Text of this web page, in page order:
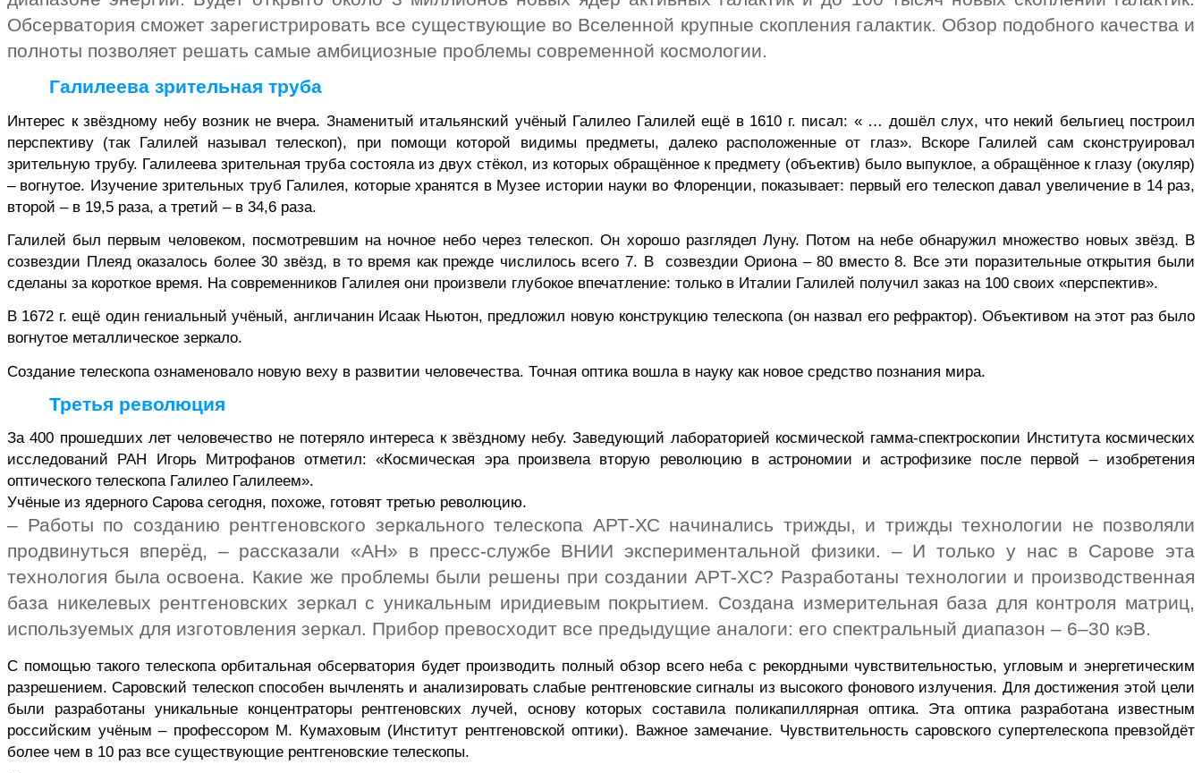
Обсерватория сможет зарегистрировать все существующие во Вселенной крупные скопления галактик. Обзор подобного качества и
полноты позволяет решать самые амбициозные проблемы современной космологии.
Галилеева зрительная труба
Интерес к звёздному небу возник не вчера. Знаменитый итальянский учёный Галилео Галилей ещё в 1610 г. писал: ­­« … дошёл слух, что некий бельгиец построил
перспективу (так Галилей называл телескоп), при помощи которой видимы предметы, далеко расположенные от глаз». Вскоре Галилей сам сконструировал
зрительную трубу. Галилеева зрительная труба состояла из двух стёкол, из которых обращённое к предмету (объектив) было выпуклое, а обращённое к глазу (окуляр)
– вогнутое. Изучение зрительных труб Галилея, которые хранятся в Музее истории науки во Флоренции, показывает: первый его телескоп давал увеличение в 14 раз,
второй – в 19,5 раза, а третий – в 34,6 раза.
Галилей был первым человеком, посмотревшим на ночное небо через телескоп. Он хорошо разглядел Луну. Потом на небе обнаружил множество новых звёзд. В
созвездии Плеяд оказалось более 30 звёзд, в то время как прежде числилось всего 7. В созвездии Ориона – 80 вместо 8. Все эти поразительные открытия были
сделаны за короткое время. На современников Галилея они произвели глубокое впечатление: только в Италии Галилей получил заказ на 100 своих «перспектив».
В 1672 г. ещё один гениальный учёный, англичанин Исаак Ньютон, предложил новую конструкцию телескопа (он назвал его рефрактор). Объективом на этот раз было
вогнутое металлическое зеркало.
Создание телескопа ознаменовало новую веху в развитии человечества. Точная оптика вошла в науку как новое средство познания мира.
Третья революция
За 400 прошедших лет человечество не потеряло интереса к звёздному небу. Заведующий лабораторией космической гамма-спектроскопии Института космических
исследований РАН Игорь Митрофанов отметил: «Космическая эра произвела вторую революцию в астрономии и астрофизике после первой – изобретения
оптического телескопа Галилео Галилеем».
Учёные из ядерного Саровасегодня, похоже, готовят третью революцию.
– Работы по созданию рентгеновского зеркального телескопа АРТ-ХС начинались трижды, и трижды технологии не позволяли
продвинуться вперёд, – рассказали «АН» в пресс-службе ВНИИ экспериментальной физики. – И только у нас в Сарове эта
технология была освоена. Какие же проблемы были решены при создании AРT-XC? Разработаны технологии и производственная
база никелевых рентгеновских зеркал с уникальным иридиевым покрытием. Создана измерительная база для контроля матриц,
используемых для изготовления зеркал. Прибор превосходит все предыдущие аналоги: его спектральный диапазон – 6–30 кэВ.
С помощью такого телескопа орбитальная обсерватория будет производить полный обзор всего неба с рекордными чувствительностью, угловым и энергетическим
разрешением.Саровский телескоп способен вычленять и анализировать слабые рентгеновские сигналы из высокого фонового излучения. Для достижения этой цели
были разработаны уникальные концентраторы рентгеновских лучей, основу которых составила поликапиллярная оптика. Эта оптика разработана известным
российским учёным – профессором М. Кумаховым (Институт рентгеновской оптики). Важное замечание. Чувствительность саровского супертелескопапревзойдёт
более чем в 10 раз все существующие рентгеновские телескопы.